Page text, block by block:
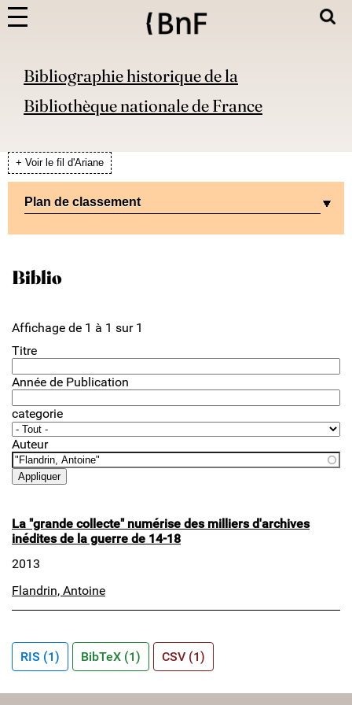
Bibliographie historique de la
Bibliothèque nationale de France
+ Voir le fil d'Ariane
Plan de classement
Biblio
Affichage de 1 à 1 sur 1
Titre
Année de Publication
categorie
Auteur
La "grande collecte" numérise des milliers d'archives
inédites de la guerre de 14-18
2013
Flandrin, Antoine
RIS (1) BibTeX (1) CSV (1)